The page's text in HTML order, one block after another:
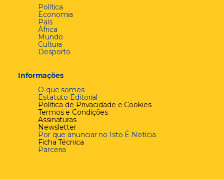
Política
Economia
País
África
Mundo
Cultura
Desporto
Informações
O que somos
Estatuto Editorial
Política de Privacidade e Cookies
Termos e Condições
Assinaturas
Newsletter
Por que anunciar no Isto É Notícia
Ficha Técnica
Parceria